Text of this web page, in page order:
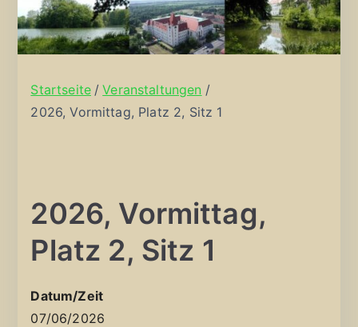
Startseite
Veranstaltungen
2026, Vormittag, Platz 2, Sitz 1
2026, Vormittag,
Platz 2, Sitz 1
Datum/Zeit
07/06/2026